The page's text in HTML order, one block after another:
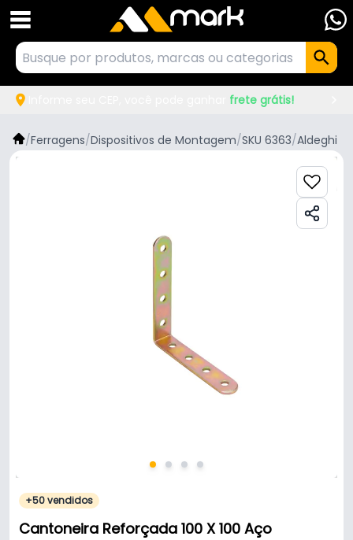
frete grátis!
/Ferragens/Dispositivos de Montagem/SKU 6363/Aldeghi
+50 vendidos
Cantoneira Reforçada 100 X 100 Aço